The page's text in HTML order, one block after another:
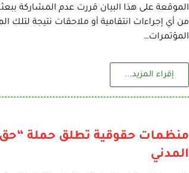
الموقعة على هذا البيان قررت عدم المشاركة
من أي إجراءات انتقامية أو ملاحقات نتيجة
المؤتمرات…
إقراء المزيد...
منظمات حقوقية تطلق حملة “حق
المدني